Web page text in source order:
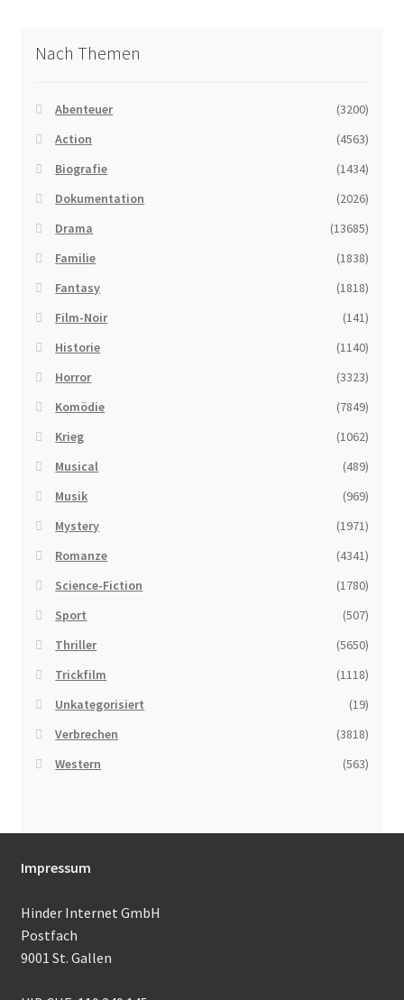
Nach Themen
Abenteuer
(3200)
Action
(4563)
Biografie
(1434)
Dokumentation
(2026)
Drama
(13685)
Familie
(1838)
Fantasy
(1818)
Film-Noir
(141)
Historie
(1140)
Horror
(3323)
Komödie
(7849)
Krieg
(1062)
Musical
(489)
Musik
(969)
Mystery
(1971)
Romanze
(4341)
Science-Fiction
(1780)
Sport
(507)
Thriller
(5650)
Trickfilm
(1118)
Unkategorisiert
(19)
Verbrechen
(3818)
Western
(563)
Impressum
Hinder Internet GmbH
Postfach
9001 St. Gallen